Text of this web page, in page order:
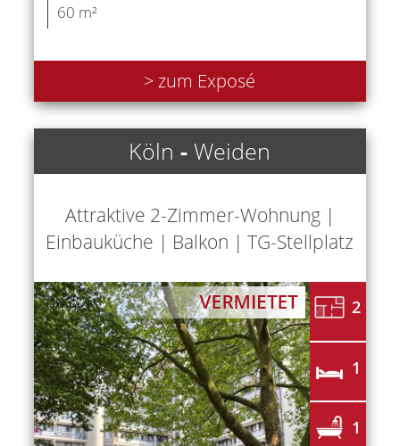
60 m²
> zum Exposé
Köln -Weiden
Attraktive 2-Zimmer-Wohnung |
Einbauküche | Balkon | TG-Stellplatz
2
1
1